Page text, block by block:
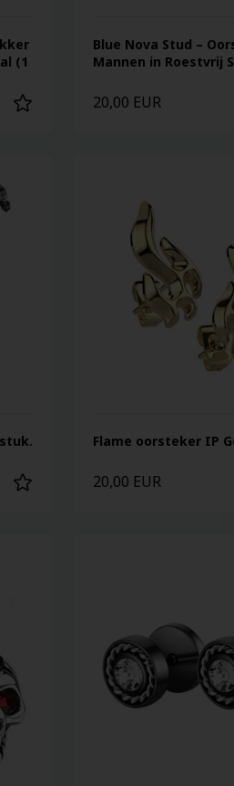
(1
Blue Nova Stud –
Mannen in Roestvrij
20,00 EUR
Flame oorsteker IP
20,00 EUR